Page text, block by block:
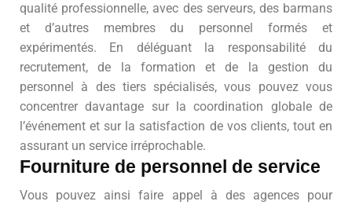
qualité professionnelle, avec des serveurs, des barmans
et d’autres membres du personnel formés et
expérimentés. En déléguant la responsabilité du
recrutement, de la formation et de la gestion du
personnel à des tiers spécialisés, vous pouvez vous
concentrer davantage sur la coordination globale de
l’événement et sur la satisfaction de vos clients, tout en
assurant un service irréprochable.
Fourniture de personnel de service
Vous pouvez ainsi faire appel à des agences pour